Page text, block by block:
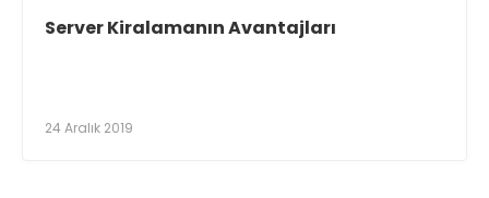
Server Kiralamanın Avantajları
24 Aralık 2019